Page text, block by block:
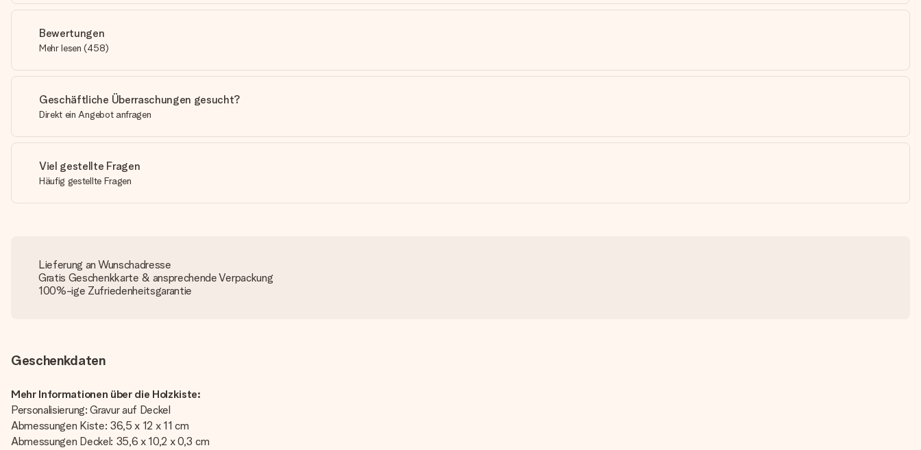
Bewertungen
Mehr lesen (458)
Geschäftliche Überraschungen gesucht?
Direkt ein Angebot anfragen
Viel gestellte Fragen
Häufig gestellte Fragen
Lieferung an Wunschadresse
Gratis Geschenkkarte & ansprechende Verpackung
100%-ige Zufriedenheitsgarantie
Geschenkdaten
Mehr Informationen über die Holzkiste:
Personalisierung: Gravur auf Deckel
Abmessungen Kiste: 36,5 x 12 x 11 cm
Abmessungen Deckel: 35,6 x 10,2 x 0,3 cm